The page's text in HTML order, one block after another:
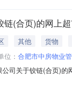
(合页)的网上
其他
货物
位： 合肥市中房物业
司关于铰链(合页)